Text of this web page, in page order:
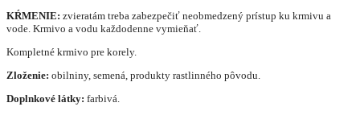
KŔMENIE: zvieratám treba zabezpečiť neobmedzený prístup ku krmivu a
vode. Krmivo a vodu každodenne vymieňať.
Kompletné krmivo pre korely.
Zloženie: obilniny, semená, produkty rastlinného pôvodu.
Doplnkové látky: farbivá.